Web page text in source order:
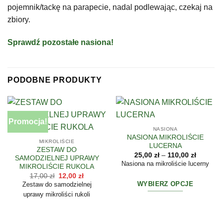
pojemnik/tackę na parapecie, nadal podlewając, czekaj na
zbiory.
Sprawdź pozostałe nasiona!
PODOBNE PRODUKTY
Promocja!
MIKROLIŚCIE
ZESTAW DO
SAMODZIELNEJ UPRAWY
MIKROLIŚCIE RUKOLA
17,00zł
Pierwotna
cena
wynosiła:
17,00 zł.
12,00złAktualna
cena
wynosi:
12,00 zł.
Zestaw do samodzielnej
uprawy mikroliści rukoli
NASIONA
NASIONA MIKROLIŚCIE
LUCERNA
25,00 zł – 110,00 złZakres
cen:
od
Nasiona na mikroliście lucerny
WYBIERZ OPCJE